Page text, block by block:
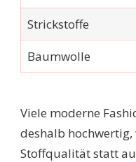
Strickstoffe
Baumwolle
Viele moderne
deshalb
Stoffqualität statt